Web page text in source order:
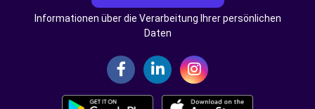
Informationen über die Verarbeitung Ihrer persönlichen
Daten